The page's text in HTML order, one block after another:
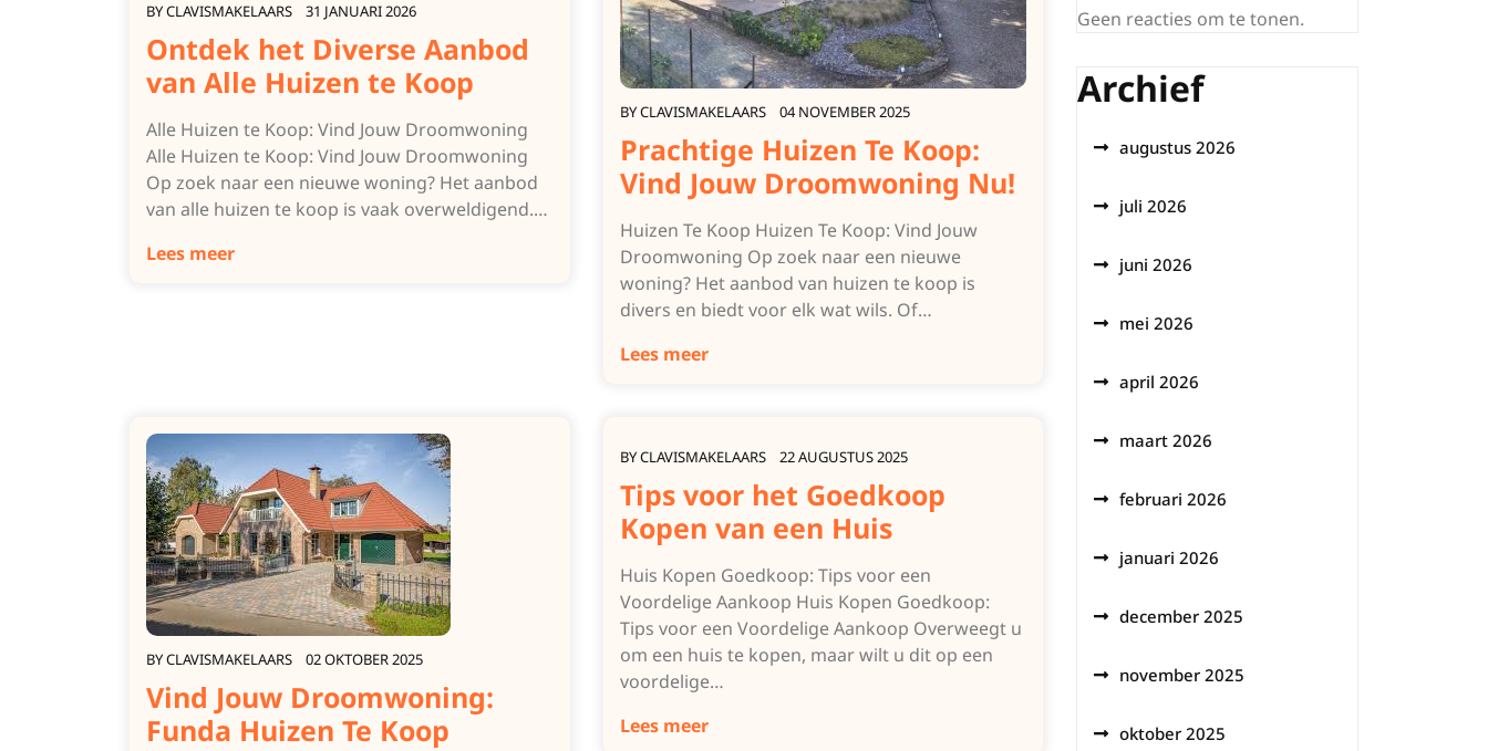
BYCLAVISMAKELAARS 31 JANUARI 2026
Ontdek het Diverse Aanbod
van Alle Huizen te Koop
Alle Huizen te Koop: Vind Jouw Droomwoning
Alle Huizen te Koop: Vind Jouw Droomwoning
Op zoek naar een nieuwe woning? Het aanbod
van alle huizen te koop is vaak overweldigend.…
Lees meer
BYCLAVISMAKELAARS 04 NOVEMBER 2025
Prachtige Huizen Te Koop:
Vind Jouw Droomwoning Nu!
Huizen Te Koop Huizen Te Koop: Vind Jouw
Droomwoning Op zoek naar een nieuwe
woning? Het aanbod van huizen te koop is
divers en biedt voor elk wat wils. Of…
Lees meer
BYCLAVISMAKELAARS 02 OKTOBER 2025
Vind Jouw Droomwoning:
Funda Huizen Te Koop
BYCLAVISMAKELAARS 22 AUGUSTUS 2025
Tips voor het Goedkoop
Kopen van een Huis
Huis Kopen Goedkoop: Tips voor een
Voordelige Aankoop Huis Kopen Goedkoop:
Tips voor een Voordelige Aankoop Overweegt u
om een huis te kopen, maar wilt u dit op een
voordelige…
Lees meer
Geen reacties om te tonen.
Archief
augustus 2026
juli 2026
juni 2026
mei 2026
april 2026
maart 2026
februari 2026
januari 2026
december 2025
november 2025
oktober 2025